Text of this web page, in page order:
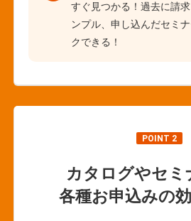
すぐ見つかる！過去に請
ンプル、申し込んだセミ
クできる！
POINT 2
カタログやセミ
各種お申込みの